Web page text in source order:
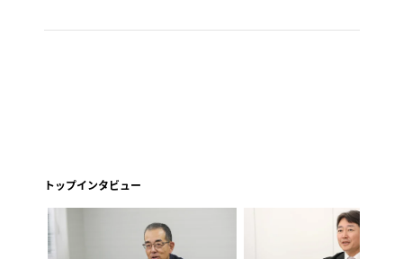
トップインタビュー